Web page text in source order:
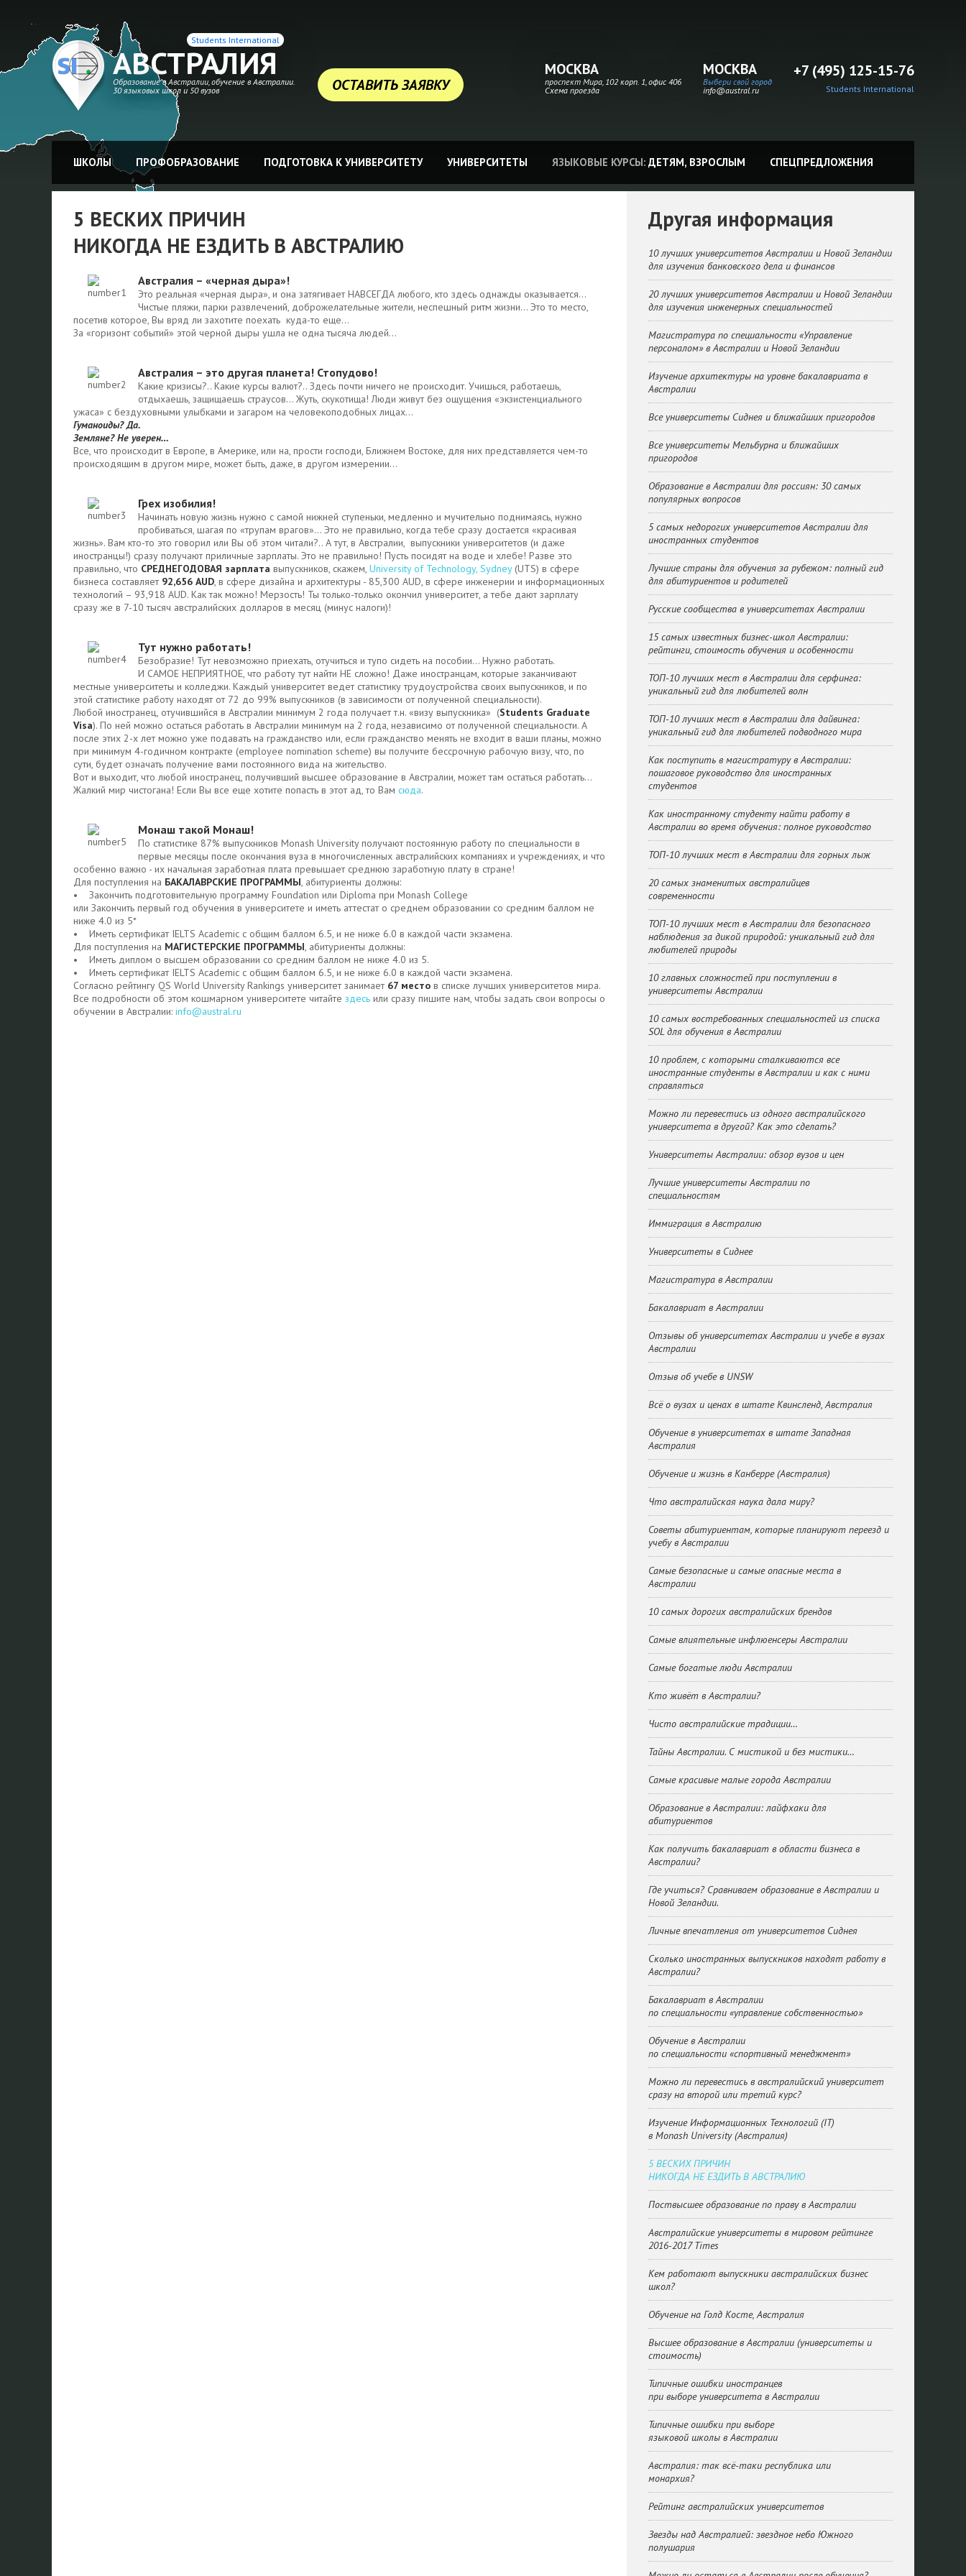
АВСТРАЛИЯ
Образование в Австралии, обучение в Австралии.
30 языковых школ и 50 вузов
Students International
ОСТАВИТЬ ЗАЯВКУ
МОСКВА
проспект Мира, 102 корп. 1, офис 406
Схема проезда
МОСКВА
Выбери свой город
info@austral.ru
+7 (495) 125-15-76
Students International
ШКОЛЫ ПРОФОБРАЗОВАНИЕ ПОДГОТОВКА К УНИВЕРСИТЕТУ УНИВЕРСИТЕТЫ ЯЗЫКОВЫЕ КУРСЫ: ДЕТЯМ, ВЗРОСЛЫМ СПЕЦПРЕДЛОЖЕНИЯ
5 ВЕСКИХ ПРИЧИН
НИКОГДА НЕ ЕЗДИТЬ В АВСТРАЛИЮ
Австралия – «черная дыра»!
Это реальная «черная дыра», и она затягивает НАВСЕГДА любого, кто здесь однажды оказывается…
Чистые пляжи, парки развлечений, доброжелательные жители, неспешный ритм жизни… Это то место,
посетив которое, Вы вряд ли захотите поехать куда-то еще…
За «горизонт событий» этой черной дыры ушла не одна тысяча людей…
Австралия – это другая планета! Стопудово!
Какие кризисы?.. Какие курсы валют?.. Здесь почти ничего не происходит. Учишься, работаешь,
отдыхаешь, защищаешь страусов… Жуть, скукотища! Люди живут без ощущения «экзистенциального
ужаса» с бездуховными улыбками и загаром на человекоподобных лицах…
Гуманоиды? Да.
Земляне? Не уверен…
Все, что происходит в Европе, в Америке, или на, прости господи, Ближнем Востоке, для них представляется чем-то
происходящим в другом мире, может быть, даже, в другом измерении…
Грех изобилия!
Начинать новую жизнь нужно с самой нижней ступеньки, медленно и мучительно поднимаясь, нужно
пробиваться, шагая по «трупам врагов»… Это не правильно, когда тебе сразу достается «красивая
жизнь». Вам кто-то это говорил или Вы об этом читали?.. А тут, в Австралии, выпускники университетов (и даже
иностранцы!) сразу получают приличные зарплаты. Это не правильно! Пусть посидят на воде и хлебе! Разве это
правильно, что СРЕДНЕГОДОВАЯ зарплата выпускников, скажем, University of Technology, Sydney(UTS) в сфере
бизнеса составляет 92,656 AUD, в сфере дизайна и архитектуры - 85,300 AUD, в сфере инженерии и информационных
технологий – 93,918 AUD. Как так можно! Мерзость! Ты только-только окончил университет, а тебе дают зарплату
сразу же в 7-10 тысяч австралийских долларов в месяц (минус налоги)!
Тут нужно работать!
Безобразие! Тут невозможно приехать, отучиться и тупо сидеть на пособии… Нужно работать.
И САМОЕ НЕПРИЯТНОЕ, что работу тут найти НЕ сложно! Даже иностранцам, которые заканчивают
местные университеты и колледжи. Каждый университет ведет статистику трудоустройства своих выпускников, и по
этой статистике работу находят от 72 до 99% выпускников (в зависимости от полученной специальности).
Любой иностранец, отучившийся в Австралии минимум 2 года получает т.н. «визу выпускника» (Students Graduate
Visa). По ней можно остаться работать в Австралии минимум на 2 года, независимо от полученной специальности. А
после этих 2-х лет можно уже подавать на гражданство или, если гражданство менять не входит в ваши планы, можно
при минимум 4-годичном контракте (employee nomination scheme) вы получите бессрочную рабочую визу, что, по
сути, будет означать получение вами постоянного вида на жительство.
Вот и выходит, что любой иностранец, получивший высшее образование в Австралии, может там остаться работать…
Жалкий мир чистогана! Если Вы все еще хотите попасть в этот ад, то Вам сюда.
Монаш такой Монаш!
По статистике 87% выпускников Monash University получают постоянную работу по специальности в
первые месяцы после окончания вуза в многочисленных австралийских компаниях и учреждениях, и что
особенно важно - их начальная заработная плата превышает среднюю заработную плату в стране!
Для поступления на БАКАЛАВРСКИЕ ПРОГРАММЫ, абитуриенты должны:
• Закончить подготовительную программу Foundation или Diploma при Monash College
или Закончить первый год обучения в университете и иметь аттестат о среднем образовании со средним баллом не
ниже 4.0 из 5*
• Иметь сертификат IELTS Academic с общим баллом 6.5, и не ниже 6.0 в каждой части экзамена.
Для поступления на МАГИСТЕРСКИЕ ПРОГРАММЫ, абитуриенты должны:
• Иметь диплом о высшем образовании со средним баллом не ниже 4.0 из 5.
• Иметь сертификат IELTS Academic с общим баллом 6.5, и не ниже 6.0 в каждой части экзамена.
Согласно рейтингу QS World University Rankings университет занимает 67 место в списке лучших университетов мира.
Все подробности об этом кошмарном университете читайте здесь или сразу пишите нам, чтобы задать свои вопросы о
обучении в Австралии: info@austral.ru
Другая информация
10 лучших университетов Австралии и Новой Зеландии
для изучения банковского дела и финансов
20 лучших университетов Австралии и Новой Зеландии
для изучения инженерных специальностей
Магистратура по специальности «Управление
персоналом» в Австралии и Новой Зеландии
Изучение архитектуры на уровне бакалавриата в
Австралии
Все университеты Сиднея и ближайших пригородов
Все университеты Мельбурна и ближайших
пригородов
Образование в Австралии для россиян: 30 самых
популярных вопросов
5 самых недорогих университетов Австралии для
иностранных студентов
Лучшие страны для обучения за рубежом: полный гид
для абитуриентов и родителей
Русские сообщества в университетах Австралии
15 самых известных бизнес-школ Австралии:
рейтинги, стоимость обучения и особенности
ТОП-10 лучших мест в Австралии для серфинга:
уникальный гид для любителей волн
ТОП-10 лучших мест в Австралии для дайвинга:
уникальный гид для любителей подводного мира
Как поступить в магистратуру в Австралии:
пошаговое руководство для иностранных
студентов
Как иностранному студенту найти работу в
Австралии во время обучения: полное руководство
ТОП-10 лучших мест в Австралии для горных лыж
20 самых знаменитых австралийцев
современности
ТОП-10 лучших мест в Австралии для безопасного
наблюдения за дикой природой: уникальный гид для
любителей природы
10 главных сложностей при поступлении в
университеты Австралии
10 самых востребованных специальностей из списка
SOL для обучения в Австралии
10 проблем, с которыми сталкиваются все
иностранные студенты в Австралии и как с ними
справляться
Можно ли перевестись из одного австралийского
университета в другой? Как это сделать?
Университеты Австралии: обзор вузов и цен
Лучшие университеты Австралии по
специальностям
Иммиграция в Австралию
Университеты в Сиднее
Магистратура в Австралии
Бакалавриат в Австралии
Отзывы об университетах Австралии и учебе в вузах
Австралии
Отзыв об учебе в UNSW
Всё о вузах и ценах в штате Квинсленд, Австралия
Обучение в университетах в штате Западная
Австралия
Обучение и жизнь в Канберре (Австралия)
Что австралийская наука дала миру?
Советы абитуриентам, которые планируют переезд и
учебу в Австралии
Самые безопасные и самые опасные места в
Австралии
10 самых дорогих австралийских брендов
Самые влиятельные инфлюенсеры Австралии
Самые богатые люди Австралии
Кто живёт в Австралии?
Чисто австралийские традиции…
Тайны Австралии. С мистикой и без мистики…
Самые красивые малые города Австралии
Образование в Австралии: лайфхаки для
абитуриентов
Как получить бакалавриат в области бизнеса в
Австралии?
Где учиться? Сравниваем образование в Австралии и
Новой Зеландии.
Личные впечатления от университетов Сиднея
Сколько иностранных выпускников находят работу в
Австралии?
Бакалавриат в Австралии
по специальности «управление собственностью»
Обучение в Австралии
по специальности «спортивный менеджмент»
Можно ли перевестись в австралийский университет
сразу на второй или третий курс?
Изучение Информационных Технологий (IT)
в Monash University (Австралия)
5 ВЕСКИХ ПРИЧИН
НИКОГДА НЕ ЕЗДИТЬ В АВСТРАЛИЮ
Поствысшее образование по праву в Австралии
Австралийские университеты в мировом рейтинге
2016-2017 Times
Кем работают выпускники австралийских бизнес
школ?
Обучение на Голд Косте, Австралия
Высшее образование в Австралии (университеты и
стоимость)
Типичные ошибки иностранцев
при выборе университета в Австралии
Типичные ошибки при выборе
языковой школы в Австралии
Австралия: так всё-таки республика или
монархия?
Рейтинг австралийских университетов
Звезды над Австралией: звездное небо Южного
полушария